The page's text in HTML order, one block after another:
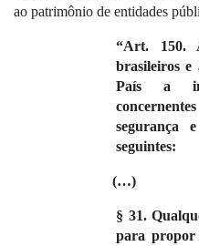
ao patrimônio de entidades
“Art. 150.
brasileiros e
País a
segurança
seguintes:
(…)
§ 31.
para propor